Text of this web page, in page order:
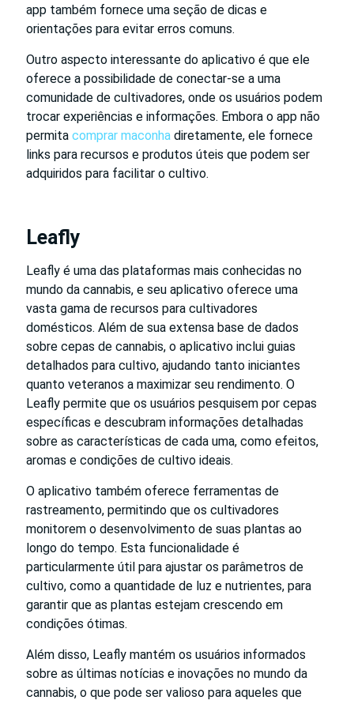
app também fornece uma seção de dicas e
orientações para evitar erros comuns.
Outro aspecto interessante do aplicativo é que ele
oferece a possibilidade de conectar-se a uma
comunidade de cultivadores, onde os usuários podem
trocar experiências e informações. Embora o app não
permita comprar maconha diretamente, ele fornece
links para recursos e produtos úteis que podem ser
adquiridos para facilitar o cultivo.
Leafly
Leafly é uma das plataformas mais conhecidas no
mundo da cannabis, e seu aplicativo oferece uma
vasta gama de recursos para cultivadores
domésticos. Além de sua extensa base de dados
sobre cepas de cannabis, o aplicativo inclui guias
detalhados para cultivo, ajudando tanto iniciantes
quanto veteranos a maximizar seu rendimento. O
Leafly permite que os usuários pesquisem por cepas
específicas e descubram informações detalhadas
sobre as características de cada uma, como efeitos,
aromas e condições de cultivo ideais.
O aplicativo também oferece ferramentas de
rastreamento, permitindo que os cultivadores
monitorem o desenvolvimento de suas plantas ao
longo do tempo. Esta funcionalidade é
particularmente útil para ajustar os parâmetros de
cultivo, como a quantidade de luz e nutrientes, para
garantir que as plantas estejam crescendo em
condições ótimas.
Além disso, Leafly mantém os usuários informados
sobre as últimas notícias e inovações no mundo da
cannabis, o que pode ser valioso para aqueles que